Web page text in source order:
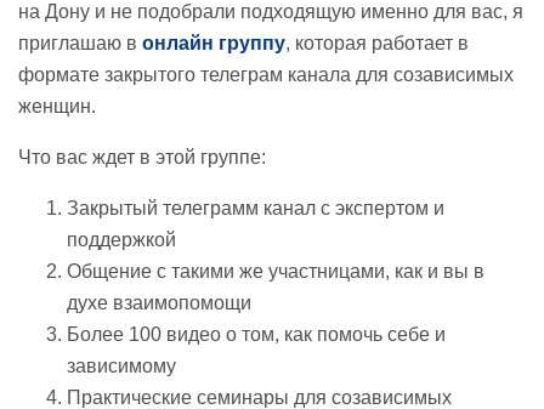
на Дону и не подобрали подходящую именно для вас, я
приглашаю в онлайн группу, которая работает в
формате закрытого телеграм канала для созависимых
женщин.
Что вас ждет в этой группе:
Закрытый телеграмм канал с экспертом и
поддержкой
Общение с такими же участницами, как и вы в
духе взаимопомощи
Более 100 видео о том, как помочь себе и
зависимому
Практические семинары для созависимых